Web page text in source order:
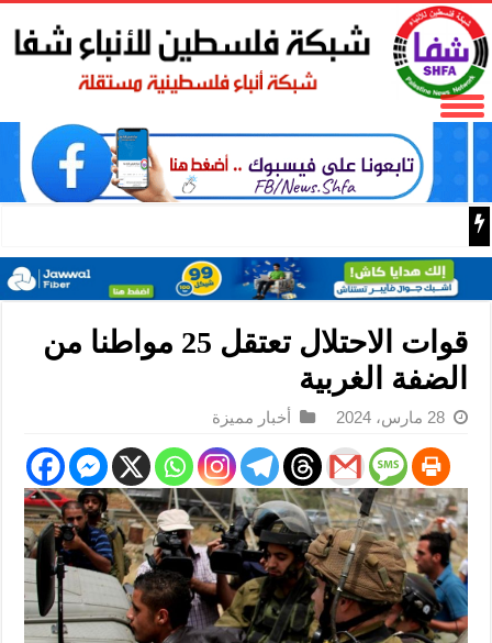
تقرير: رموز الكراهية في المستوطنات ينثرون سمومهم
قوات الاحتلال تعتقل 25 مواطنا من
الضفة الغربية
28 مارس، 2024 أخبار مميزة